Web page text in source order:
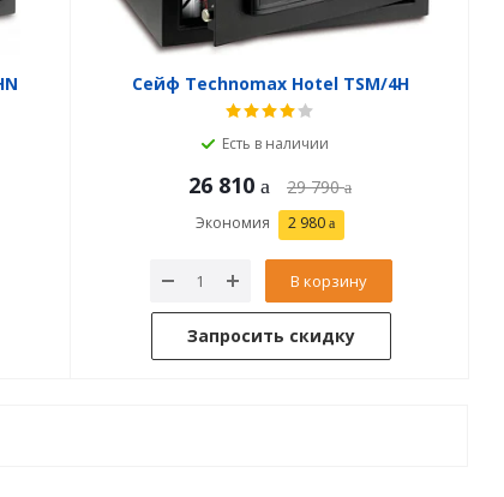
Сейф Technomax Hotel TSM/4H
Есть в наличии
26 810 29 790
Экономия 2 980
В корзину
Запросить скидку